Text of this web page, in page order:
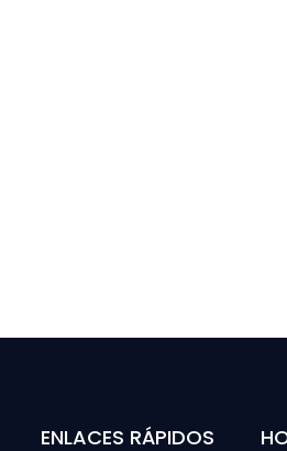
ENLACES RÁPIDOS